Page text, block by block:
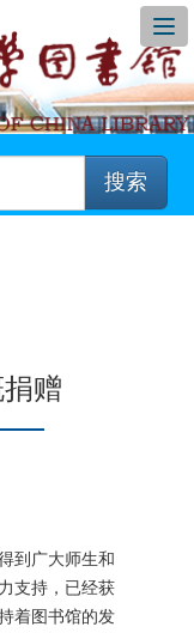
搜索
赠
到广大师生和
支持，已经获
着图书馆的发